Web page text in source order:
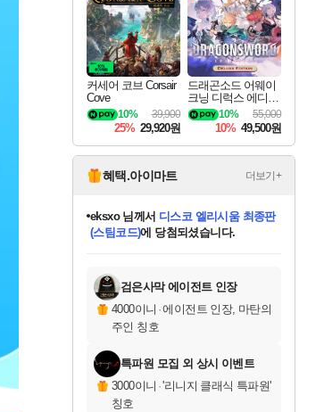
커세어 코브 Corsair
Cove
39,900
10%
25% 29,920원
드래곤소드 어웨이
크닝 디럭스 에디션
DragonSword Awake
ning Deluxe Edition
55,000
10%
10% 49,500원
혜택.아이마트 더보기+
당첨되셨습니다.
당첨되셨습니다.
eksxo님께서 디스코 엘리시움 최종판
(스팀코드)에 당첨되셨습니다.
당첨되셨습니다.
당첨되셨습니다.
에디션 (스팀코드)를 교환.
당첨되셨습니다.
당첨되셨습니다.
당첨되셨습니다.
당첨되셨습니다.
검은사막 에이전트 인장
4000이니 ·에이전트 인장, 마탄의
주인 칭호
특파원 모집 외 상시 이벤트
3000이니 ·'리니지 클래식 특파원'
칭호